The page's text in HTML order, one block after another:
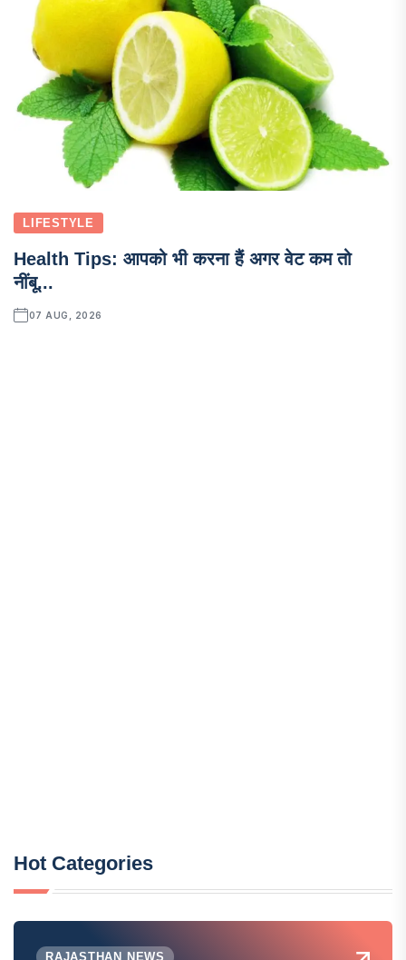
LIFESTYLE
Health Tips: आपको भी करना हैं अगर वेट कम तो
नींबू...
07 AUG, 2026
Hot Categories
RAJASTHAN NEWS